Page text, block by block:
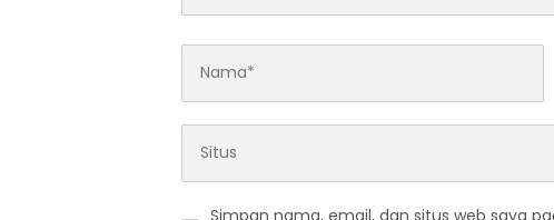
Simpan nama, email, dan situs web saya